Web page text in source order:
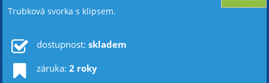
Trubková svorka s klipsem.
dostupnost: skladem
záruka: 2 roky